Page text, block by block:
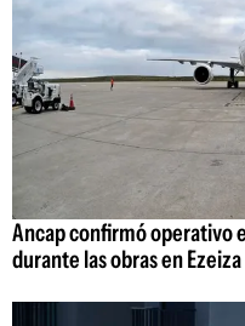
Ancap confirmó operativo
durante las obras en Ezeiza